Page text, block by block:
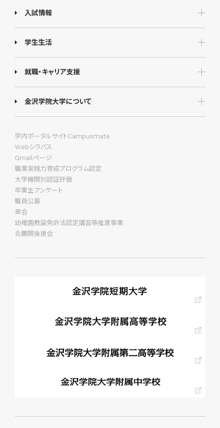
入試情報
学生生活
就職・キャリア支援
金沢学院大学について
学内ポータルサイトCampusmate
Webシラバス
Gmailページ
職業実践力育成プログラム認定
大学機関別認証評価
卒業生アンケート
職員公募
翠会
幼稚園教諭免許法認定講習等推進事業
炎鵬関後援会